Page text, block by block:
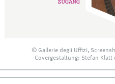
© Gallerie degli Uffizi,
Covergestaltung: Stefan Klatt